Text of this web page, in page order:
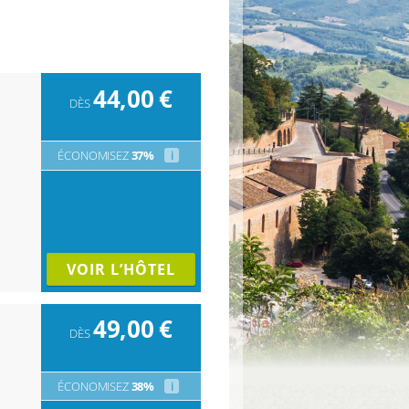
DÈS44,00€
ÉCONOMISEZ37% i
VOIR L’HÔTEL
DÈS49,00€
ÉCONOMISEZ38% i